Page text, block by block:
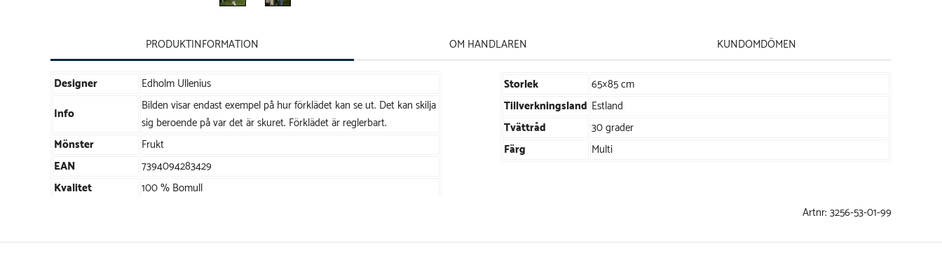
PRODUKTINFORMATION
Designer
Edholm Ullenius
Info
Bilden visar endast exempel på hur förklädet kan se ut. Det kan skilja
sig beroende på var det är skuret. Förklädet är reglerbart.
Mönster
Frukt
EAN
7394094283429
Kvalitet
100 % Bomull
Storlek
65×85 cm
Tillverkningsland Estland
Tvättråd
30 grader
Färg
Multi
Artnr: 3256-53-01-99
OM HANDLAREN KUNDOMDÖMEN